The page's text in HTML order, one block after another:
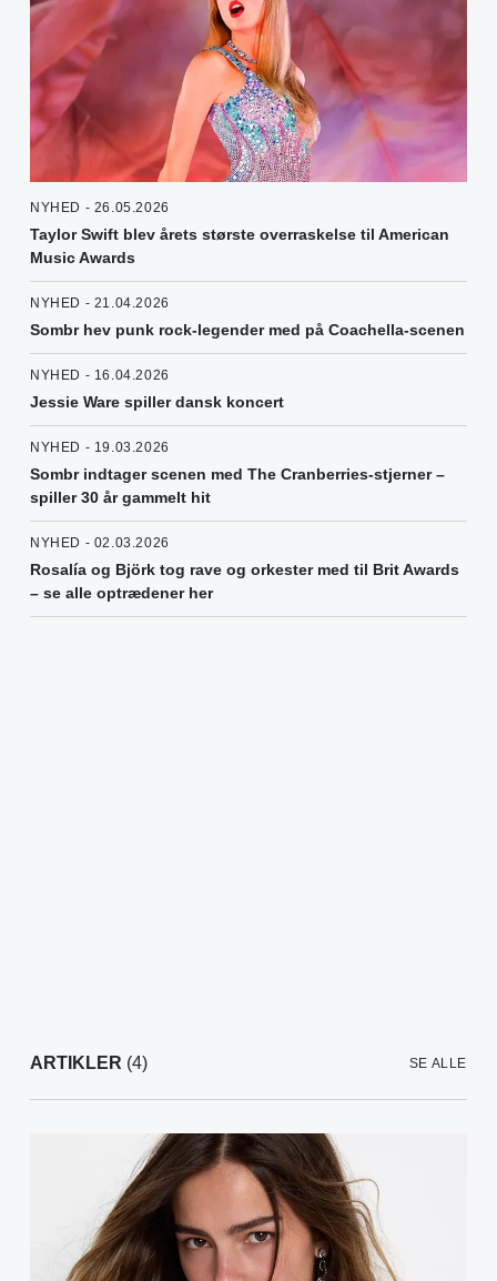
NYHED - 26.05.2026
Taylor Swift blev årets største overraskelse til American
Music Awards
NYHED - 21.04.2026
Sombr hev punk rock-legender med på Coachella-scenen
NYHED - 16.04.2026
Jessie Ware spiller dansk koncert
NYHED - 19.03.2026
Sombr indtager scenen med The Cranberries-stjerner –
spiller 30 år gammelt hit
NYHED - 02.03.2026
Rosalía og Björk tog rave og orkester med til Brit Awards
– se alle optrædener her
ARTIKLER (4) SE ALLE